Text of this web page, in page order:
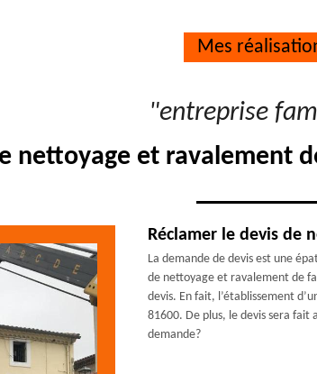
Mes
"entreprise
nettoyage et ravalement
Réclamer le devis de
La demande de devis est une
de nettoyage et ravalement de
devis. En fait, l’établissement
81600. De plus, le devis sera fait
demande?